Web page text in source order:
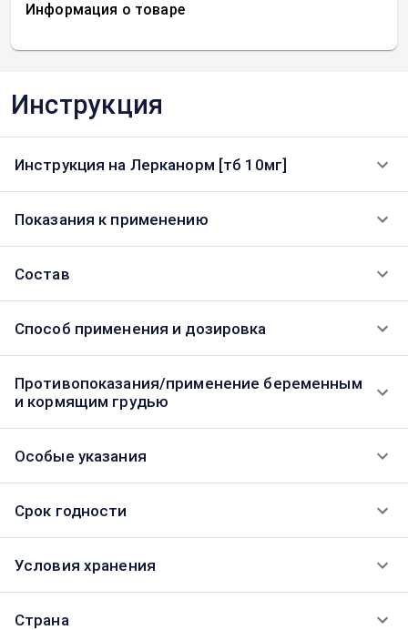
Информация о товаре
Инструкция
Инструкция на Лерканорм [тб 10мг]
Показания к применению
Состав
Способ применения и дозировка
Противопоказания/применение беременным
и кормящим грудью
Особые указания
Срок годности
Условия хранения
Страна